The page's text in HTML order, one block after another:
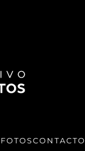
FOTOSCONTACTO